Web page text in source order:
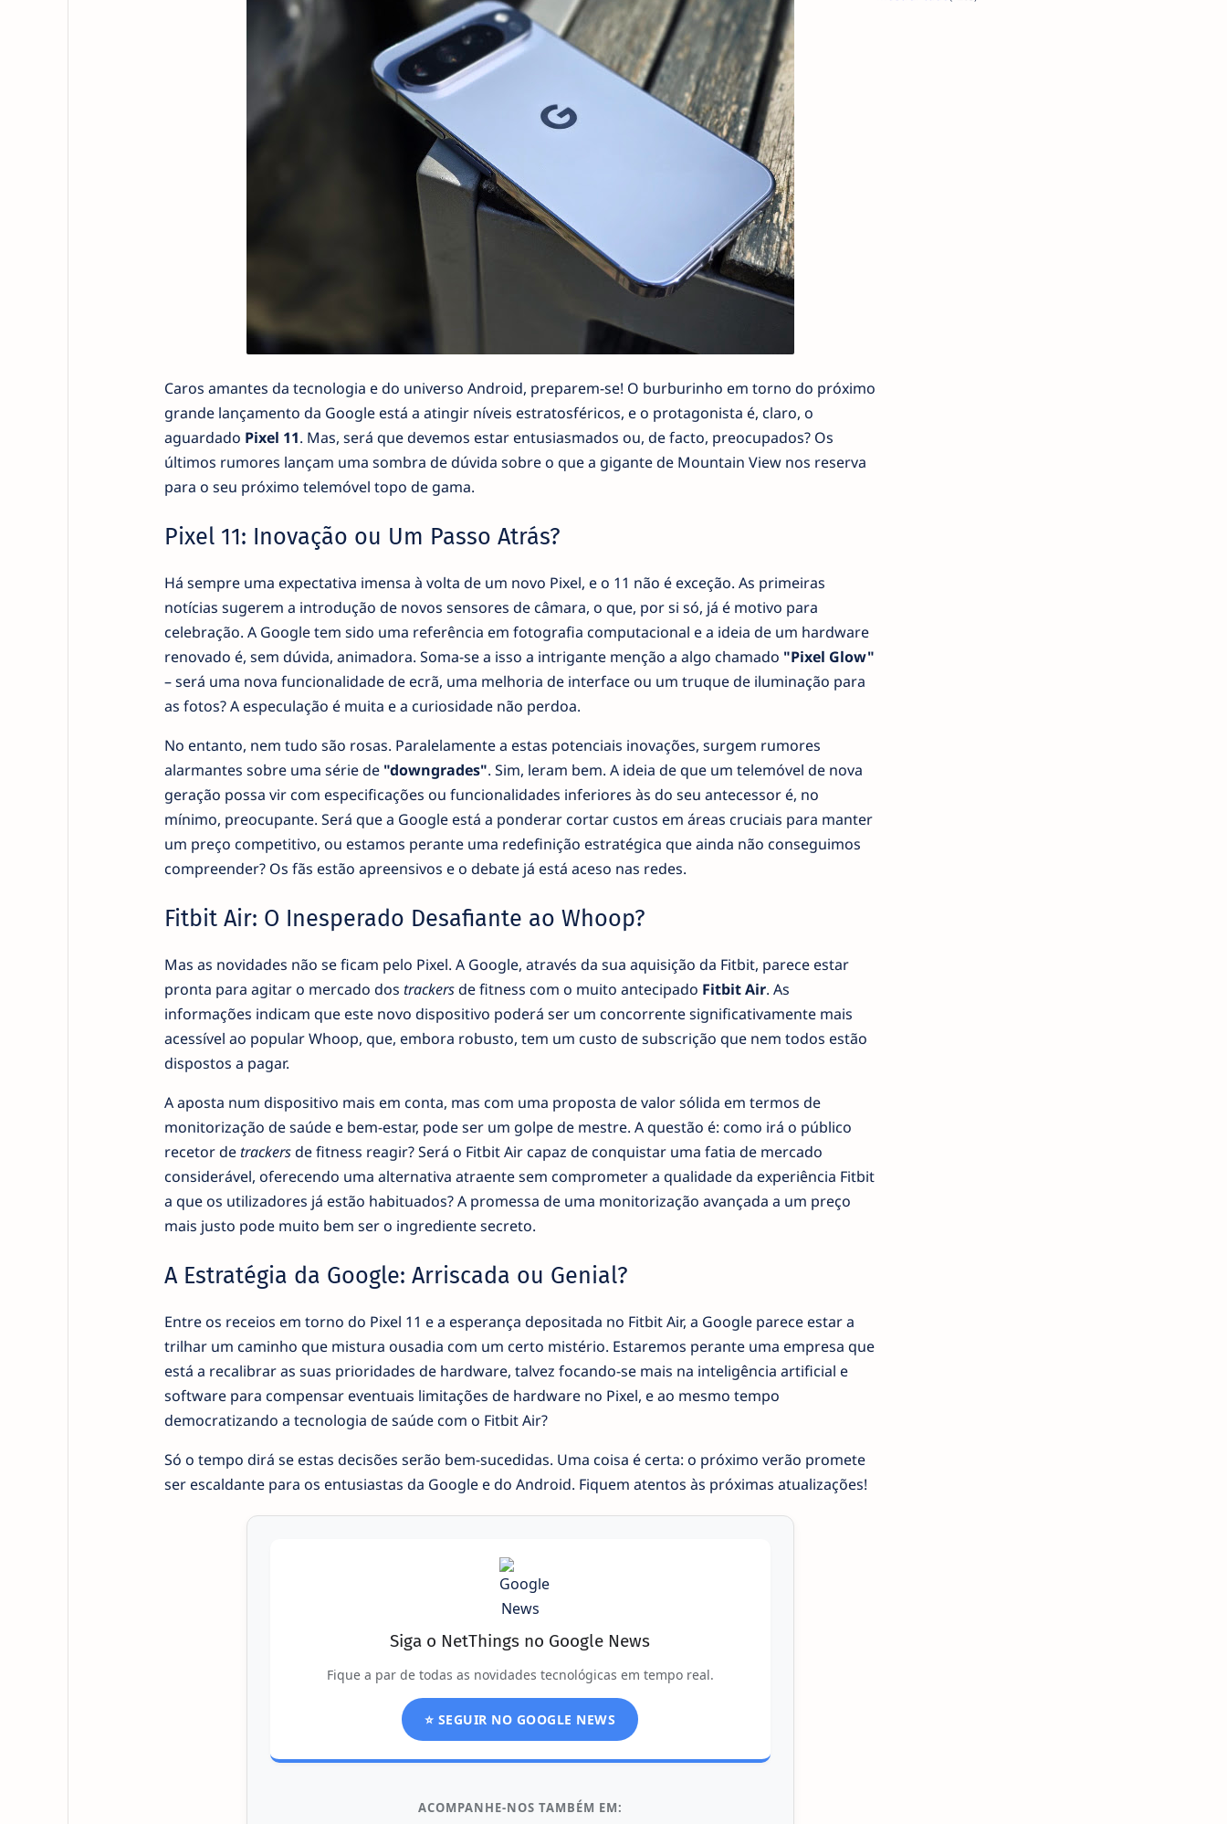
Caros amantes da tecnologia e do universo Android, preparem-se! O burburinho em torno do próximo
grande lançamento da Google está a atingir níveis estratosféricos, e o protagonista é, claro, o
aguardado Pixel 11. Mas, será que devemos estar entusiasmados ou, de facto, preocupados? Os
últimos rumores lançam uma sombra de dúvida sobre o que a gigante de Mountain View nos reserva
para o seu próximo telemóvel topo de gama.
Pixel 11: Inovação ou Um Passo Atrás?
Há sempre uma expectativa imensa à volta de um novo Pixel, e o 11 não é exceção. As primeiras
notícias sugerem a introdução de novos sensores de câmara, o que, por si só, já é motivo para
celebração. A Google tem sido uma referência em fotografia computacional e a ideia de um hardware
renovado é, sem dúvida, animadora. Soma-se a isso a intrigante menção a algo chamado "Pixel Glow"
– será uma nova funcionalidade de ecrã, uma melhoria de interface ou um truque de iluminação para
as fotos? A especulação é muita e a curiosidade não perdoa.
No entanto, nem tudo são rosas. Paralelamente a estas potenciais inovações, surgem rumores
alarmantes sobre uma série de "downgrades". Sim, leram bem. A ideia de que um telemóvel de nova
geração possa vir com especificações ou funcionalidades inferiores às do seu antecessor é, no
mínimo, preocupante. Será que a Google está a ponderar cortar custos em áreas cruciais para manter
um preço competitivo, ou estamos perante uma redefinição estratégica que ainda não conseguimos
compreender? Os fãs estão apreensivos e o debate já está aceso nas redes.
Fitbit Air: O Inesperado Desafiante ao Whoop?
Mas as novidades não se ficam pelo Pixel. A Google, através da sua aquisição da Fitbit, parece estar
pronta para agitar o mercado dos trackersde fitness com o muito antecipado Fitbit Air. As
informações indicam que este novo dispositivo poderá ser um concorrente significativamente mais
acessível ao popular Whoop, que, embora robusto, tem um custo de subscrição que nem todos estão
dispostos a pagar.
A aposta num dispositivo mais em conta, mas com uma proposta de valor sólida em termos de
monitorização de saúde e bem-estar, pode ser um golpe de mestre. A questão é: como irá o público
recetor detrackersde fitness reagir? Será o Fitbit Air capaz de conquistar uma fatia de mercado
considerável, oferecendo uma alternativa atraente sem comprometer a qualidade da experiência Fitbit
a que os utilizadores já estão habituados? A promessa de uma monitorização avançada a um preço
mais justo pode muito bem ser o ingrediente secreto.
A Estratégia da Google: Arriscada ou Genial?
Entre os receios em torno do Pixel 11 e a esperança depositada no Fitbit Air, a Google parece estar a
trilhar um caminho que mistura ousadia com um certo mistério. Estaremos perante uma empresa que
está a recalibrar as suas prioridades de hardware, talvez focando-se mais na inteligência artificial e
software para compensar eventuais limitações de hardware no Pixel, e ao mesmo tempo
democratizando a tecnologia de saúde com o Fitbit Air?
Só o tempo dirá se estas decisões serão bem-sucedidas. Uma coisa é certa: o próximo verão promete
ser escaldante para os entusiastas da Google e do Android. Fiquem atentos às próximas atualizações!
Siga o NetThings no Google News
Fique a par de todas as novidades tecnológicas em tempo real.
⭐ SEGUIR NO GOOGLE NEWS
ACOMPANHE-NOS TAMBÉM EM: